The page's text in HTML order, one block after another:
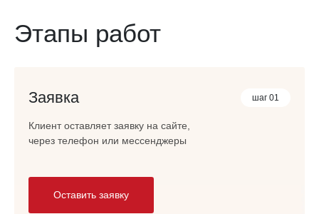
Этапы работ
шаг 01
Заявка
Клиент оставляет заявку на сайте,
через телефон или мессенджеры
Оставить заявку